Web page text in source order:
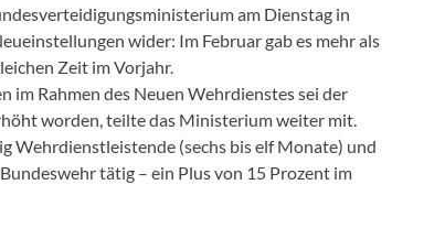
am Dienstag in
wider: Im Februar gab es mehr als
Zeit im Vorjahr.
Rahmen des Neuen Wehrdienstes sei der
worden, teilte das Ministerium weiter mit.
Wehrdienstleistende (sechs bis elf Monate) und
tätig – ein Plus von 15 Prozent im